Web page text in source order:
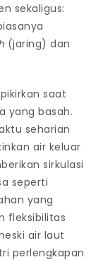
sekaligus:
(jaring) dan
saat
yang basah.
seharian
air keluar
sirkulasi
seperti
yang
fleksibilitas
air laut
perlengkapan